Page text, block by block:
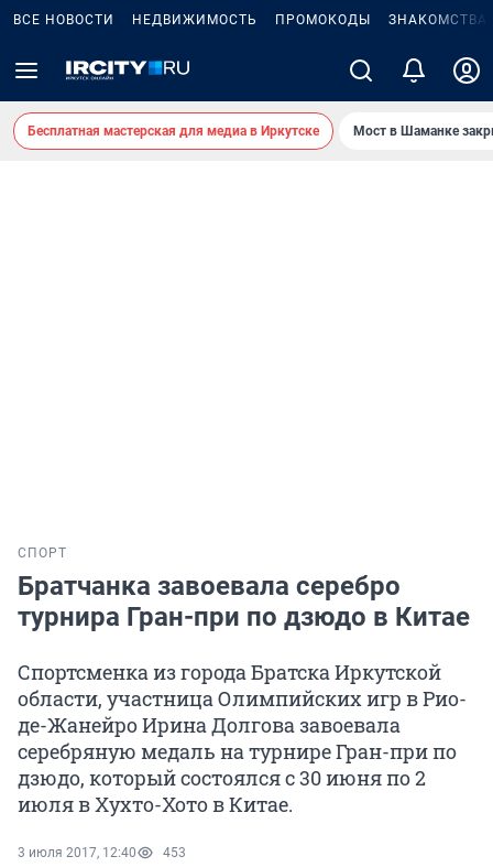
ВСЕ НОВОСТИ НЕДВИЖИМОСТЬ ПРОМОКОДЫ ЗНАКОМСТВА
Бесплатная мастерская для медиа в Иркутске Мост в Шаманке
СПОРТ
Братчанка завоевала серебро
турнира Гран-при по дзюдо в Китае
Спортсменка из города Братска Иркутской
области, участница Олимпийских игр в Рио-
де-Жанейро Ирина Долгова завоевала
серебряную медаль на турнире Гран-при по
дзюдо, который состоялся с 30 июня по 2
июля в Хухто-Хото в Китае.
3 июля 2017, 12:40 453